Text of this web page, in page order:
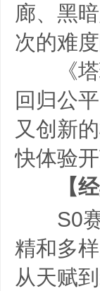
廊、黑
次的难度
《塔瑞
回归公
又创新
快体验开
【经
S0赛
精和多
从天赋